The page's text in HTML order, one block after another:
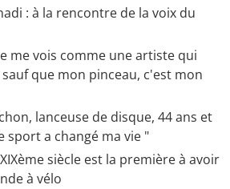
: à la rencontre de la voix du
me vois comme une artiste qui
que mon pinceau, c'est mon
lanceuse de disque, 44 ans et
sport a changé ma vie "
siècle est la première à avoir
à vélo